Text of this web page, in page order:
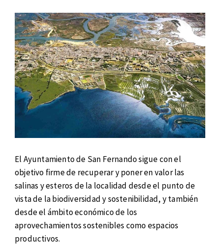
El Ayuntamiento de San Fernando sigue con el
objetivo firme de recuperar y poner en valor las
salinas y esteros de la localidad desde el punto de
vista de la biodiversidad y sostenibilidad, y también
desde el ámbito económico de los
aprovechamientos sostenibles como espacios
productivos.